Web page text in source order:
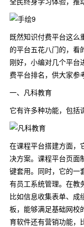
既然知识付费平台这么
的平台五花八门的，看
刚好，小编对几个平台
费平台排名，供大家参
一、凡科教育
它有许多种功能，包括
在课程平台搭建方面，
决方案。课程平台页面
键套用。同时，它的一
有员工系统管理。在教
比如信息收集表单、成
板，能够满足基础网校
育软件还有营销功能，